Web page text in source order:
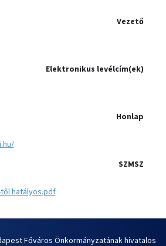
Vezető
Elektronikus levélcím(ek)
Honlap
SZMSZ
FSZÖ SZMSZ 250905-től hatályos.pdf
Főváros Önkormányzatának hivatalos